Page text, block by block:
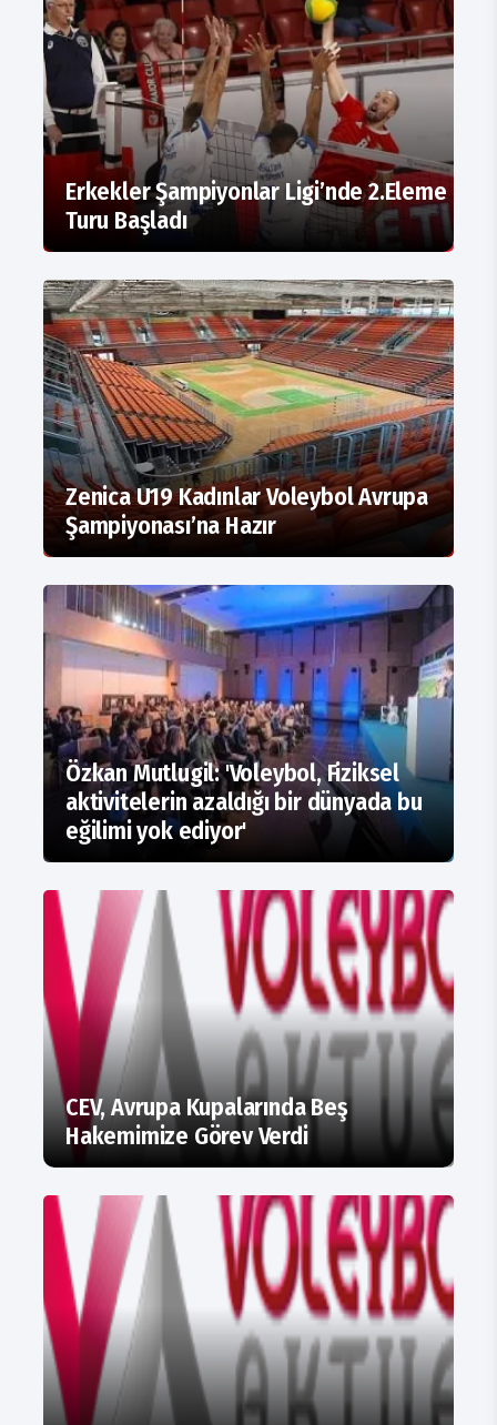
Erkekler Şampiyonlar Ligi’nde 2.Eleme
Turu Başladı
Zenica U19 Kadınlar Voleybol Avrupa
Şampiyonası’na Hazır
Özkan Mutlugil: 'Voleybol, Fiziksel
aktivitelerin azaldığı bir dünyada bu
eğilimi yok ediyor'
CEV, Avrupa Kupalarında Beş
Hakemimize Görev Verdi